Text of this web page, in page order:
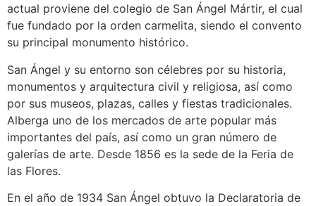
actual proviene del colegio de San Ángel Mártir, el cual
fue fundado por la orden carmelita, siendo el convento
su principal monumento histórico.​
San Ángel y su entorno son célebres por su historia,
monumentos y arquitectura civil y religiosa, así como
por sus museos, plazas, calles y fiestas tradicionales.
Alberga uno de los mercados de arte popular más
importantes del país, así como un gran número de
galerías de arte. Desde 1856 es la sede de la Feria de
las Flores.
En el año de 1934 San Ángel obtuvo la Declaratoria de